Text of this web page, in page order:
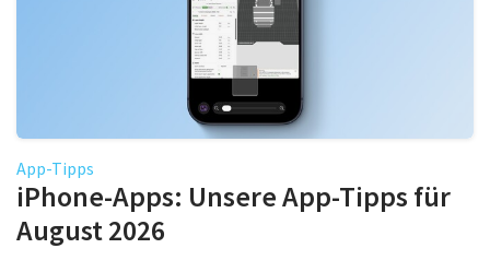
App-Tipps
iPhone-Apps: Unsere App-Tipps für
August 2026